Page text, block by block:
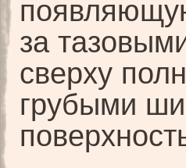
за
сверху
грубыми